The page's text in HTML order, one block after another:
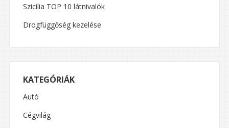
Szicília TOP 10 látnivalók
Drogfüggőség kezelése
KATEGÓRIÁK
Autó
Cégvilág